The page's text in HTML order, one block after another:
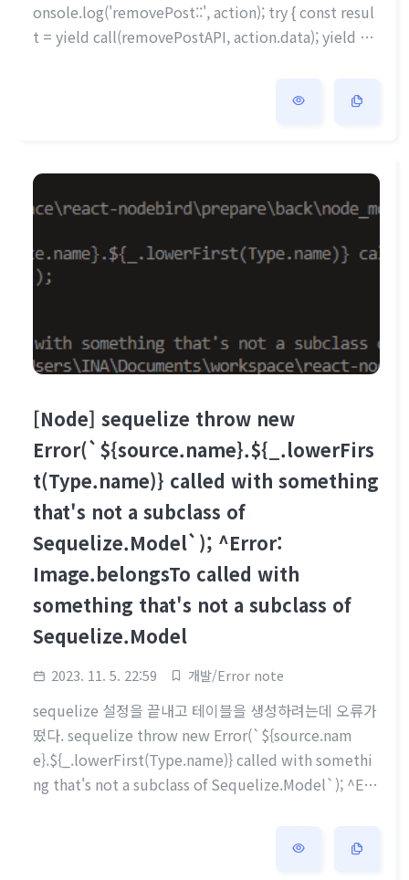
onsole.log('removePost::', action); try { const resul
t = yield call(removePostAPI, action.data); yield pu
action.data, }); } catch (err) { console.error(err); yiel
[Node] sequelize throw new
Error(`${source.name}.${_.lowerFirs
t(Type.name)} called with something
that's not a subclass of
Sequelize.Model`); ^Error:
Image.belongsTo called with
something that's not a subclass of
Sequelize.Model
2023. 11. 5. 22:59 개발/Error note
sequelize 설정을 끝내고 테이블을 생성하려는데 오류가
떴다. sequelize throw new Error(`${source.nam
e}.${_.lowerFirst(Type.name)} called with somethi
ng that's not a subclass of Sequelize.Model`); ^Err
을 많이했는데 이유가 Error: Image.belongsTo called